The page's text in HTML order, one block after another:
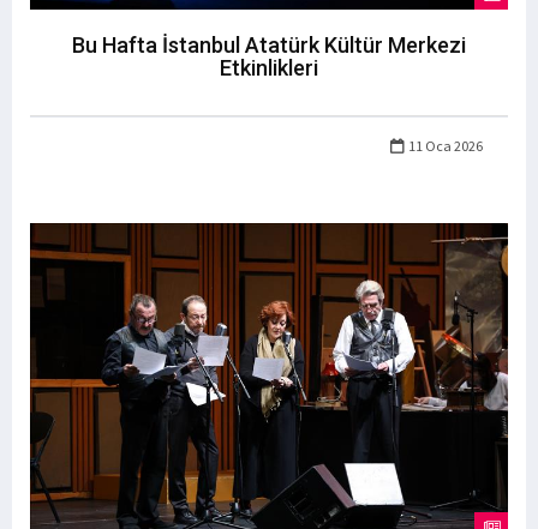
Bu Hafta İstanbul Atatürk Kültür Merkezi
Etkinlikleri
11 Oca 2026